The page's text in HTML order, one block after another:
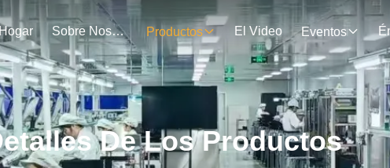
Hogar Sobre Nosotros Productos El Video Eventos
De Los Productos